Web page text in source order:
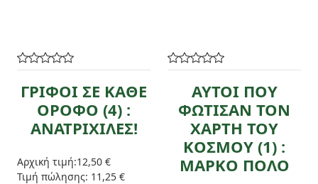
ΓΡΙΦΟΙ ΣΕ ΚΑΘΕ
ΟΡΟΦΟ (4) :
ΑΝΑΤΡΙΧΙΛΕΣ!
Αρχική τιμή:12,50 €
Τιμή πώλησης: 11,25 €
ΑΥΤΟΙ ΠΟΥ
ΦΩΤΙΣΑΝ ΤΟΝ
ΧΑΡΤΗ ΤΟΥ
ΚΟΣΜΟΥ (1) :
ΜΑΡΚΟ ΠΟΛΟ